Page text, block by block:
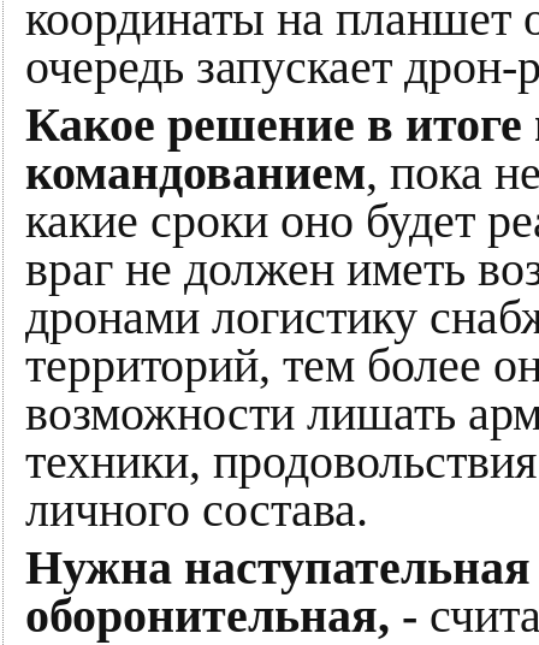
координаты на
очередь запускает
Какое решение в
командованием, пока
какие сроки оно будет
враг не должен иметь
дронами логистику
территорий, тем более
возможности лишать
техники,
личного состава.
Нужна
оборонительная, -